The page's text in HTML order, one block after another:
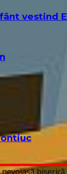
vestind